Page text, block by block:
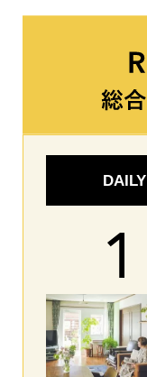
DAILY